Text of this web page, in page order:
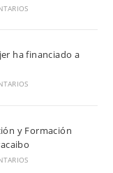
ha financiado a
y Formación